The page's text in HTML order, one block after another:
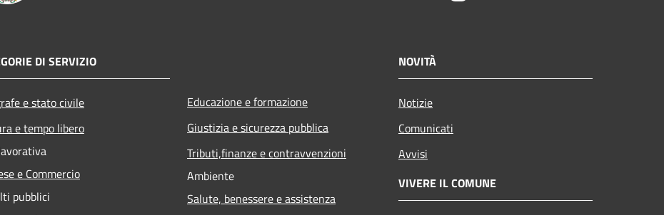
DI SERVIZIO
e stato civile
e tempo libero
e Commercio
pubblici
Educazione e formazione
Giustizia e sicurezza pubblica
Tributi,finanze e contravvenzioni
Ambiente
Salute, benessere e assistenza
NOVITÀ
Notizie
Comunicati
Avvisi
VIVERE IL COMUNE